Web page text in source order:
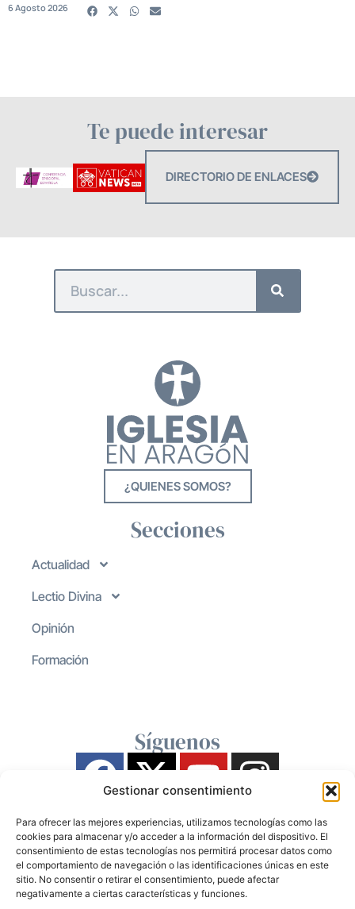
Gestionar consentimiento
Para ofrecer las mejores experiencias, utilizamos tecnologías como las
cookies para almacenar y/o acceder a la información del dispositivo. El
consentimiento de estas tecnologías nos permitirá procesar datos como
el comportamiento de navegación o las identificaciones únicas en este
sitio. No consentir o retirar el consentimiento, puede afectar
negativamente a ciertas características y funciones.
6 Agosto 2026
Te puede interesar
DIRECTORIO DE ENLACES
¿QUIENES SOMOS?
Secciones
Actualidad
Lectio Divina
Opinión
Formación
Síguenos